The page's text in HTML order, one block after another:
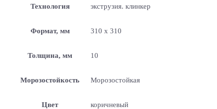
Технология экструзия. клинкер
Формат, мм 310 x 310
Толщина, мм 10
Морозостойкость Морозостойкая
Цвет коричневый